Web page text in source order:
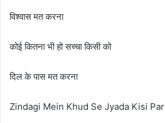
विश्वास मत करना
कोई कितना भी हो सच्चा किसी को
दिल के पास मत करना
Zindagi Mein Khud Se Jyada Kisi Par